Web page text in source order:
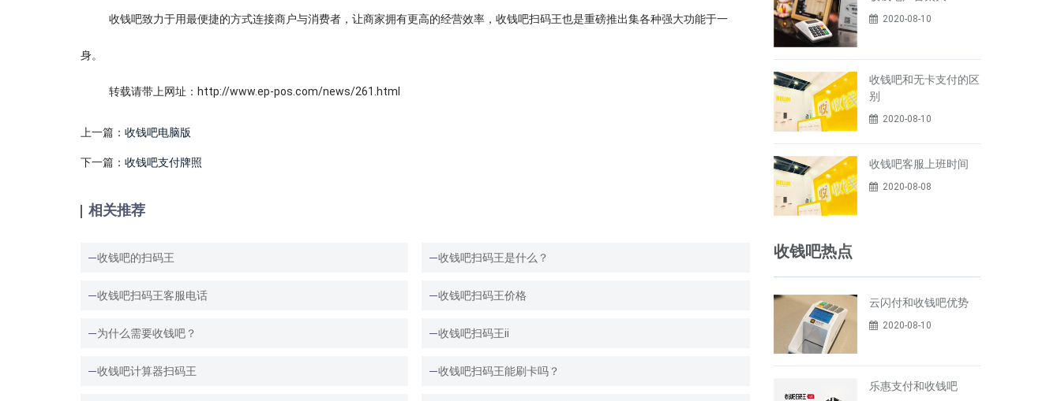
收钱吧致力于用最便捷的方式连接商户与消费者，让商家拥有更高的经营效率，收钱吧扫码王也是重磅推出集各种强大功能于一
身。
转载请带上网址：http://www.ep-pos.com/news/261.html
上一篇： 收钱吧电脑版
下一篇： 收钱吧支付牌照
相关推荐
收钱吧的扫码王 收钱吧扫码王是什么？
收钱吧扫码王客服电话 收钱吧扫码王价格
为什么需要收钱吧？ 收钱吧扫码王ii
收钱吧计算器扫码王 收钱吧扫码王能刷卡吗？
2020-08-10
收钱吧和无卡支付的区
别
2020-08-10
收钱吧客服上班时间
2020-08-08
收钱吧热点
云闪付和收钱吧优势
2020-08-10
乐惠支付和收钱吧